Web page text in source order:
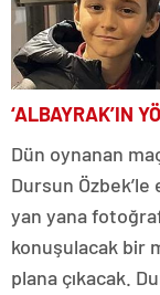
‘ALBAYRAK’IN
Dün oynanan
Dursun
yan yana
konuşulacak bir
plana çıkacak.